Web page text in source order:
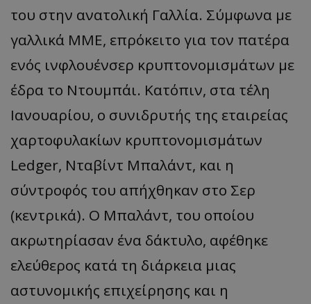
του στην ανατολική Γαλλία. Σύμφωνα με
γαλλικά ΜΜΕ, επρόκειτο για τον πατέρα
ενός ινφλουένσερ κρυπτονομισμάτων με
έδρα το Ντουμπάι. Κατόπιν, στα τέλη
Ιανουαρίου, ο συνιδρυτής της εταιρείας
χαρτοφυλακίων κρυπτονομισμάτων
Ledger, Νταβίντ Μπαλάντ, και η
σύντροφός του απήχθηκαν στο Σερ
(κεντρικά). Ο Μπαλάντ, του οποίου
ακρωτηρίασαν ένα δάκτυλο, αφέθηκε
ελεύθερος κατά τη διάρκεια μιας
αστυνομικής επιχείρησης και η